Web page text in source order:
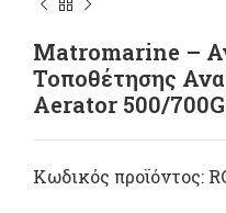
Matromarine –
Τοποθέτησης
Aerator 500/
Κωδικός προϊόντος: